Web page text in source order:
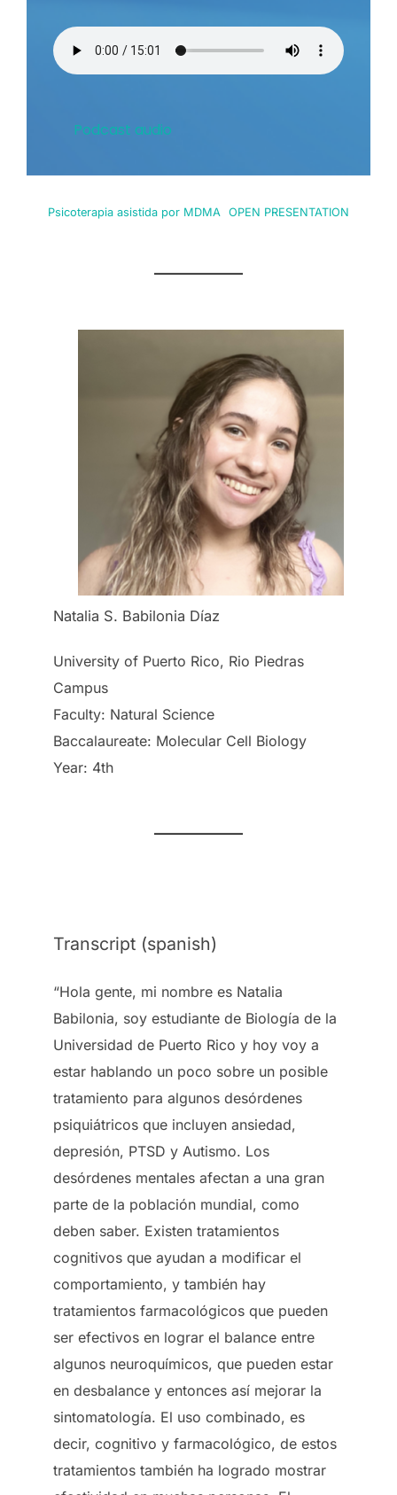
Podcast audio
Psicoterapia asistida por MDMA OPEN PRESENTATION
Natalia S. Babilonia Díaz
University of Puerto Rico, Rio Piedras
Campus
Faculty: Natural Science
Baccalaureate: Molecular Cell Biology
Year: 4th
Transcript (spanish)
“Hola gente, mi nombre es Natalia
Babilonia, soy estudiante de Biología de la
Universidad de Puerto Rico y hoy voy a
estar hablando un poco sobre un posible
tratamiento para algunos desórdenes
psiquiátricos que incluyen ansiedad,
depresión, PTSD y Autismo. Los
desórdenes mentales afectan a una gran
parte de la población mundial, como
deben saber. Existen tratamientos
cognitivos que ayudan a modificar el
comportamiento, y también hay
tratamientos farmacológicos que pueden
ser efectivos en lograr el balance entre
algunos neuroquímicos, que pueden estar
en desbalance y entonces así mejorar la
sintomatología. El uso combinado, es
decir, cognitivo y farmacológico, de estos
tratamientos también ha logrado mostrar